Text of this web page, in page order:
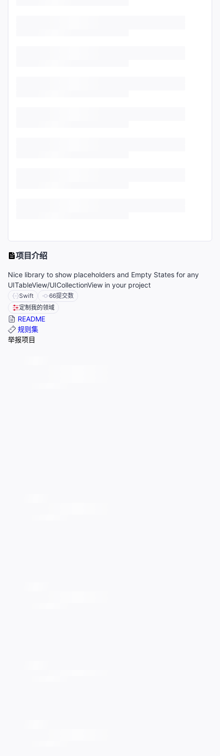
项目介绍
Nice library to show placeholders and Empty States for any
UITableView/UICollectionView in your project
Swift 66提交数
定制我的领域
README
规则集
举报项目